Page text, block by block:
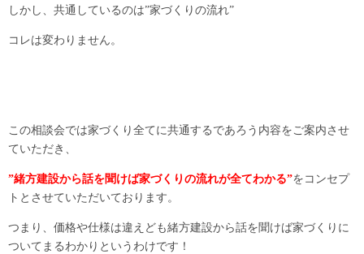
しかし、共通しているのは”家づくりの流れ”
コレは変わりません。
この相談会では家づくり全てに共通するであろう内容をご案内させ
ていただき、
”緒方建設から話を聞けば家づくりの流れが全てわかる”をコンセプ
トとさせていただいております。
つまり、価格や仕様は違えども緒方建設から話を聞けば家づくりに
ついてまるわかりというわけです！